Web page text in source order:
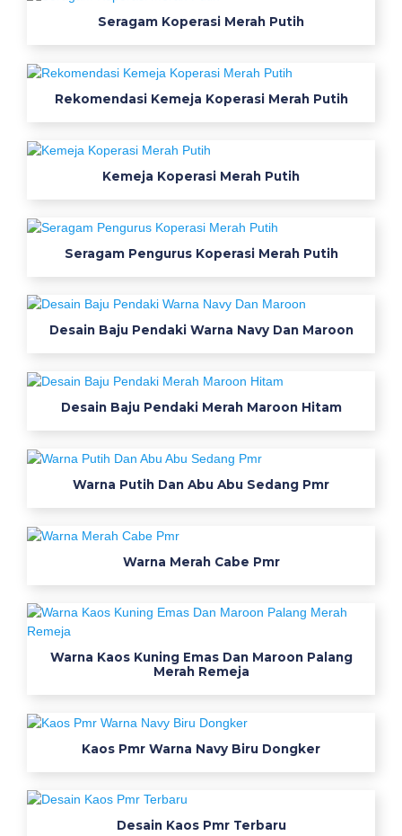
Seragam Koperasi Merah Putih
Rekomendasi Kemeja Koperasi Merah Putih
Kemeja Koperasi Merah Putih
Seragam Pengurus Koperasi Merah Putih
Desain Baju Pendaki Warna Navy Dan Maroon
Desain Baju Pendaki Merah Maroon Hitam
Warna Putih Dan Abu Abu Sedang Pmr
Warna Merah Cabe Pmr
Warna Kaos Kuning Emas Dan Maroon Palang
Merah Remeja
Kaos Pmr Warna Navy Biru Dongker
Desain Kaos Pmr Terbaru